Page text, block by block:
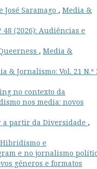
Saramago , Media &
48 (2026): Audiências e
, Media &
& Jornalismo: Vol. 21 N.º
no contexto da
nos media: novos
partir da Diversidade ,
Hibridismo e
e no jornalismo
géneros e formatos